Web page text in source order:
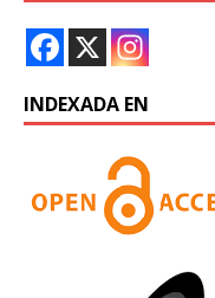
INDEXADA EN